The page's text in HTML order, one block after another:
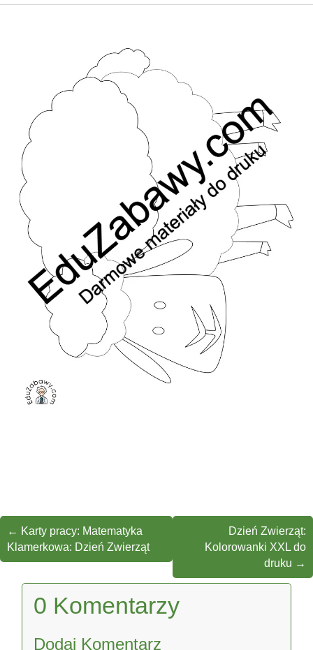
← Karty pracy: Matematyka
Klamerkowa: Dzień Zwierząt
Dzień Zwierząt:
Kolorowanki XXL do
druku →
0 Komentarzy
Dodaj Komentarz